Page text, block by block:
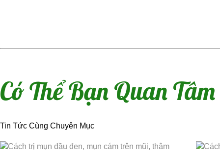
Có Thể Bạn Quan Tâm
Tin Tức Cùng Chuyên Mục